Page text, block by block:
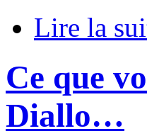
Lire la
Ce que
Diallo…